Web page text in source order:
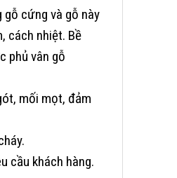
cứng và gỗ này
cách nhiệt. Bề
phủ vân gỗ
mối mọt, đảm
cầu khách hàng.